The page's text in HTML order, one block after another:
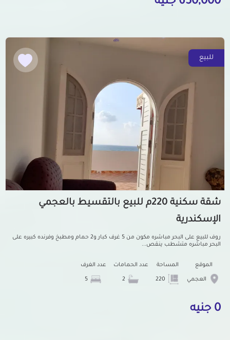
للبيع
شقة سكنية 220م للبيع بالتقسيط بالعجمي
الإسكندرية
روف للبيع على البحر مباشره مكون من 5 غرف كبار و2 حمام ومطبخ وفرنده كبيره على
البحر مباشره متشطب ينقص...
الموقع
العجمي
المساحة عدد الحمامات عدد الغرف
0 جنيه